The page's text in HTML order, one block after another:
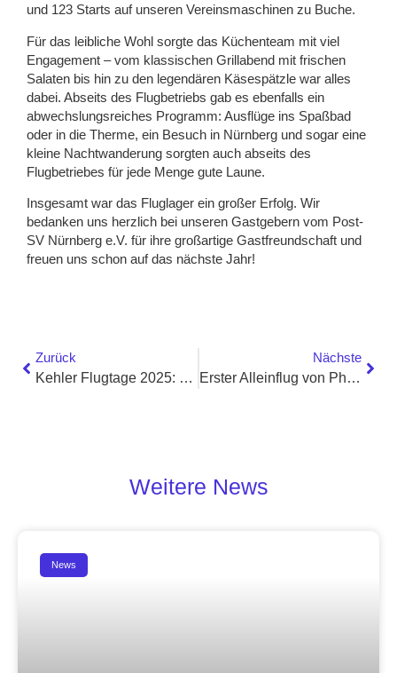
und 123 Starts auf unseren Vereinsmaschinen zu Buche.
Für das leibliche Wohl sorgte das Küchenteam mit viel
Engagement – vom klassischen Grillabend mit frischen
Salaten bis hin zu den legendären Käsespätzle war alles
dabei. Abseits des Flugbetriebs gab es ebenfalls ein
abwechslungsreiches Programm: Ausflüge ins Spaßbad
oder in die Therme, ein Besuch in Nürnberg und sogar eine
kleine Nachtwanderung sorgten auch abseits des
Flugbetriebes für jede Menge gute Laune.
Insgesamt war das Fluglager ein großer Erfolg. Wir
bedanken uns herzlich bei unseren Gastgebern vom Post-
SV Nürnberg e.V. für ihre großartige Gastfreundschaft und
freuen uns schon auf das nächste Jahr!
Zurück
Kehler Flugtage 2025: Ein Statement und Rückblick
Nächste
Erster Alleinflug von Philipp
Weitere News
News